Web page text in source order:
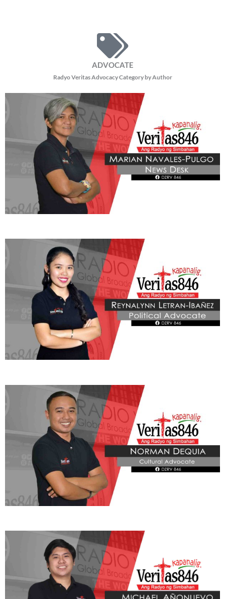
ADVOCATE
Radyo Veritas Advocacy Category by Author